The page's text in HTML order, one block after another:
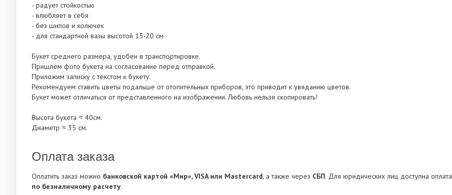
- радует стойкостью
- влюбляет в себя
- без шипов и колючек
- для стандартной вазы высотой 15-20 см
Букет среднего размера, удобен в транспортировке.
Пришлём фото букета на согласование перед отправкой.
Приложим записку с текстом к букету.
Рекомендуем ставить цветы подальше от отопительных приборов, это приводит к увяданию цветов.
Букет может отличаться от представленного на изображении. Любовь нельзя скопировать!
Высота букета ≈ 40см.
Диаметр ≈ 35 см.
Оплата заказа
Оплатить заказ можно банковской картой «Мир», VISA или Mastercard, а также через СБП. Для юридических лиц доступна оплата
по безналичному расчету.